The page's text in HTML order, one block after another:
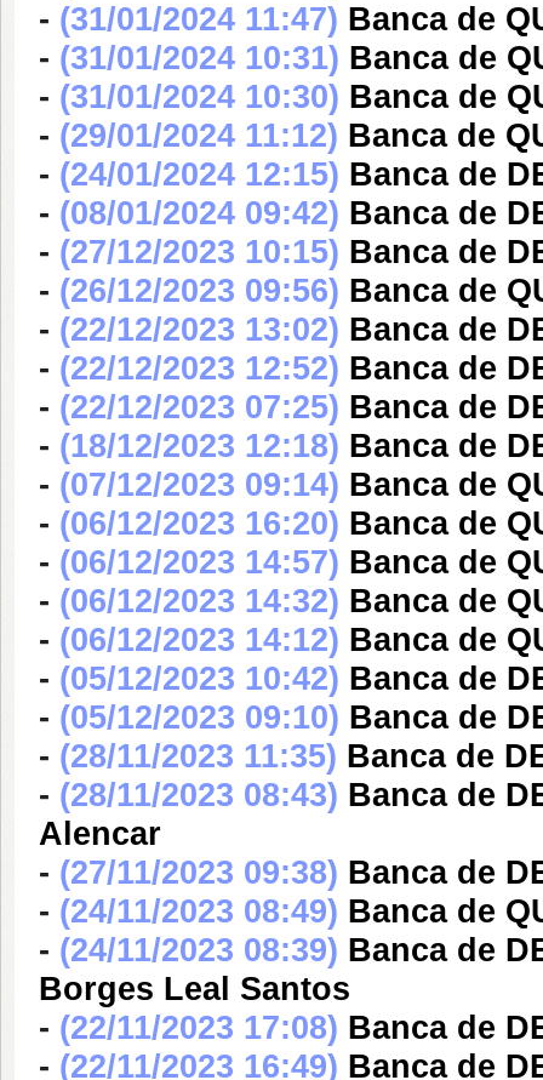
- (31/01/2024 11:47) Banca de
- (31/01/2024 10:31) Banca de
- (31/01/2024 10:30) Banca de
- (29/01/2024 11:12) Banca de
- (24/01/2024 12:15) Banca de
- (08/01/2024 09:42) Banca de
- (27/12/2023 10:15) Banca de
- (26/12/2023 09:56) Banca de
- (22/12/2023 13:02) Banca de
- (22/12/2023 12:52) Banca de
- (22/12/2023 07:25) Banca de
- (18/12/2023 12:18) Banca de
- (07/12/2023 09:14) Banca de
- (06/12/2023 16:20) Banca de
- (06/12/2023 14:57) Banca de
- (06/12/2023 14:32) Banca de
- (06/12/2023 14:12) Banca de
- (05/12/2023 10:42) Banca de
- (05/12/2023 09:10) Banca de
- (28/11/2023 11:35) Banca de
- (28/11/2023 08:43) Banca de
Alencar
- (27/11/2023 09:38) Banca de
- (24/11/2023 08:49) Banca de
- (24/11/2023 08:39) Banca de
Borges Leal Santos
- (22/11/2023 17:08) Banca de
- (22/11/2023 16:49) Banca de